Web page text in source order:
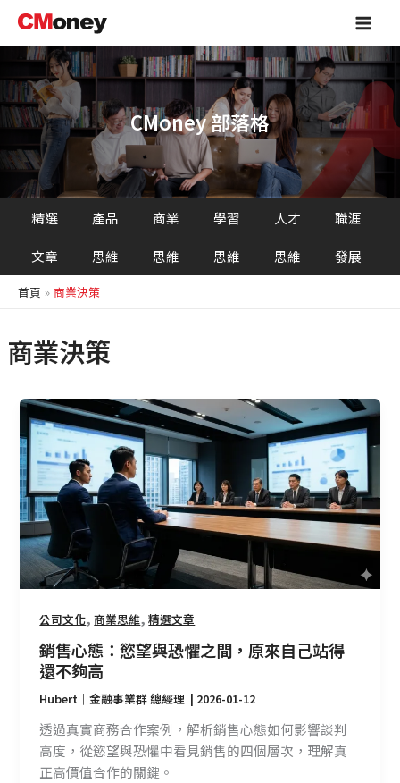
主
容
Main
CMoney 部落格
精選
文章
產品
思維
商業
思維
學習
思維
人才
思維
職涯
發展
首頁 商業決策
商業決策
公司文化,商業思維,精選文章
銷售心態：慾望與恐懼之間，原來自己站得
還不夠高
Hubert｜金融事業群 總經理 | 2026-01-12
透過真實商務合作案例，解析銷售心態如何影響談判
高度，從慾望與恐懼中看見銷售的四個層次，理解真
正高價值合作的關鍵。
銷
售
心
態：
慾
望
與
恐
懼
間，
原
來
己
站
得
還